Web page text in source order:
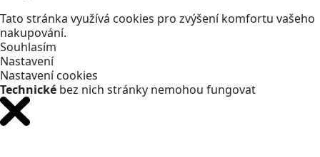
Tato stránka využívá cookies pro zvýšení komfortu vašeho
nakupování.
Souhlasím
Nastavení
Nastavení cookies
Technické bez nich stránky nemohou fungovat